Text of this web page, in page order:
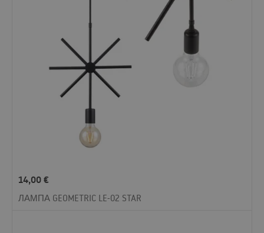
14,00€
ЛАМПА GEOMETRIC LE-02 STAR